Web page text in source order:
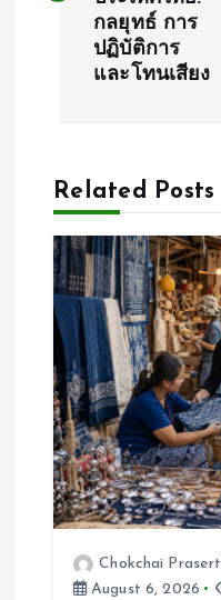
v
g
a
t
o
กลยุทธ์ การ
ปฏิบัติการ
และโทนเสียง
Related Posts
Chokchai Prasert
August 6, 2026